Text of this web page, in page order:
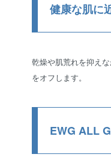
健康な肌に
乾燥や肌荒れを抑え
をオフします。
EWG ALL